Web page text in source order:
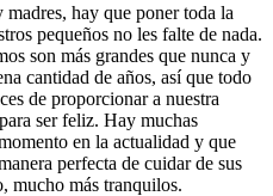
madres, hay que poner toda la
pequeños no les falte de nada.
son más grandes que nunca y
cantidad de años, así que todo
de proporcionar a nuestra
ser feliz. Hay muchas
en la actualidad y que
perfecta de cuidar de sus
mucho más tranquilos.